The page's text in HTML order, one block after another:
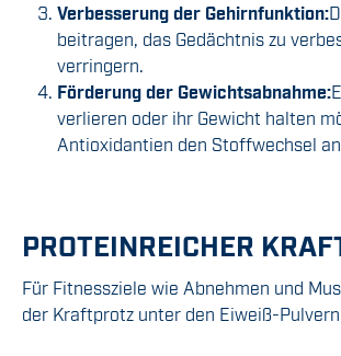
Verbesserung der Gehirnfunktion:
beitragen, das Gedächtnis zu
verringern.
Förderung der Gewichtsabnahme:
verlieren oder ihr Gewicht halten
Antioxidantien den Stoffwechsel
PROTEINREICHER
Für Fitnessziele wie Abnehmen und
der Kraftprotz unter den Eiweiß-